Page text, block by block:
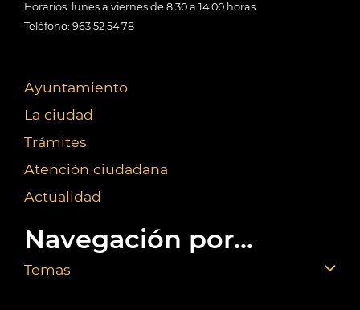
Horarios: lunes a viernes de 8:30 a 14:00 horas
Teléfono: 963 52 54 78
Ayuntamiento
La ciudad
Trámites
Atención ciudadana
Actualidad
Navegación por...
Temas